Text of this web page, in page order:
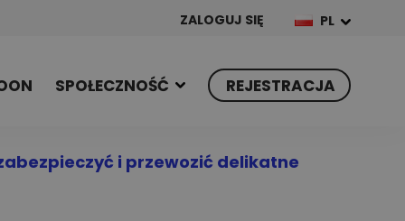
ZALOGUJ SIĘ PL
SPOŁECZNOŚĆ REJESTRACJA
i przewozić delikatne